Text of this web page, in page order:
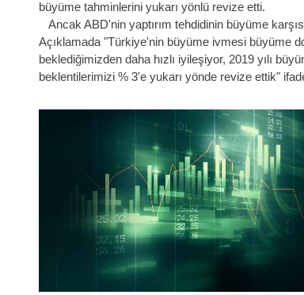
büyüme tahminlerini yukarı yönlü revize etti.
Ancak ABD'nin yaptırım tehdidinin büyüme
Açıklamada "Türkiye'nin büyüme ivmesi büyüme
beklediğimizden daha hızlı iyileşiyor, 2019 yılı
beklentilerimizi % 3'e yukarı yönde revize ettik"